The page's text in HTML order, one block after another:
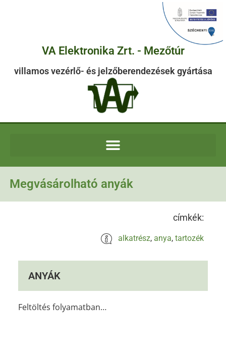
VA Elektronika Zrt. - Mezőtúr
villamos vezérlő- és jelzőberendezések gyártása
Megvásárolható anyák
címkék:
alkatrész, anya, tartozék
ANYÁK
Feltöltés folyamatban…